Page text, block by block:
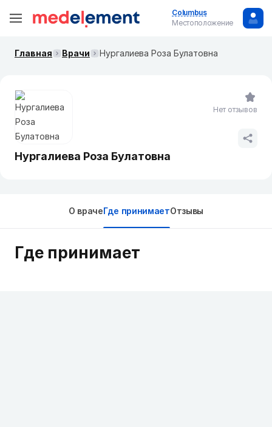
Columbus
Местоположение
Главная Врачи Нургалиева Роза Булатовна
Нургалиева Роза Булатовна
Нет отзывов
О врачеГде принимаетОтзывы
Где принимает